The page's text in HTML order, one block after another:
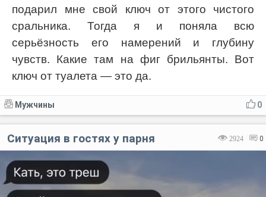
подарил мне свой ключ от этого чистого
сральника. Тогда я и поняла всю
серьёзность его намерений и глубину
чувств. Какие там на фиг брильянты. Вот
ключ от туалета — это да.
0
Мужчины
2924 0
Ситуация в гостях у парня